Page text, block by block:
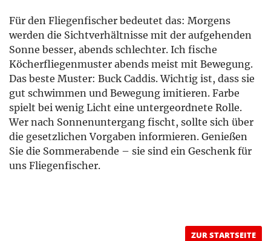
Für den Fliegenfischer bedeutet das: Morgens
werden die Sichtverhältnisse mit der aufgehenden
Sonne besser, abends schlechter. Ich fische
Köcherfliegenmuster abends meist mit Bewegung.
Das beste Muster: Buck Caddis. Wichtig ist, dass sie
gut schwimmen und Bewegung imitieren. Farbe
spielt bei wenig Licht eine untergeordnete Rolle.
Wer nach Sonnenuntergang fischt, sollte sich über
die gesetzlichen Vorgaben informieren. Genießen
Sie die Sommerabende – sie sind ein Geschenk für
uns Fliegenfischer.
ZUR STARTSEITE